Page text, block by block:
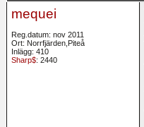
mequei
Reg.datum: nov 2011
Ort: Norrfjärden,Piteå
Inlägg: 410
Sharp$: 2440